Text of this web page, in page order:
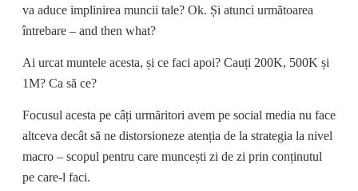
va aduce implinirea muncii tale? Ok. Și atunci următoarea
întrebare – and then what?
Ai urcat muntele acesta, și ce faci apoi? Cauți 200K, 500K și
1M? Ca să ce?
Focusul acesta pe câți urmăritori avem pe social media nu face
altceva decât să ne distorsioneze atenția de la strategia la nivel
macro – scopul pentru care muncești zi de zi prin conținutul
pe care-l faci.